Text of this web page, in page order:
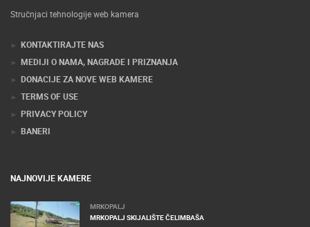
Stručnjaci tehnologije web kamera
KONTAKTIRAJTE NAS
MEDIJI O NAMA, NAGRADE I PRIZNANJA
DONACIJE ZA NOVE WEB KAMERE
TERMS OF USE
PRIVACY POLICY
BANERI
NAJNOVIJE KAMERE
MRKOPALJ
MRKOPALJ SKIJALIŠTE ČELIMBAŠA